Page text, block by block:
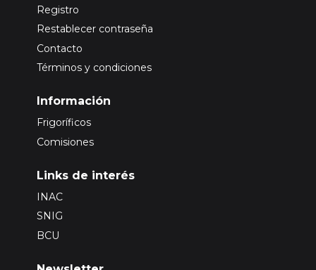
Registro
Restablecer contraseña
Contacto
Términos y condiciones
Información
Frigoríficos
Comisiones
Links de interés
INAC
SNIG
BCU